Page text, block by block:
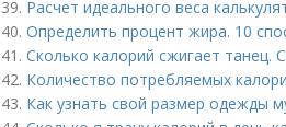
39. Расчет идеального веса
40. Определить процент жира. 10
41. Сколько калорий сжигает танец.
42. Количество потребляемых
43. Как узнать свой размер одежды